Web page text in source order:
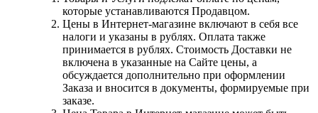
которые устанавливаются Продавцом.
Цены в Интернет-магазине включают в себя все
налоги и указаны в рублях. Оплата также
принимается в рублях. Стоимость Доставки не
включена в указанные на Сайте цены, а
обсуждается дополнительно при оформлении
Заказа и вносится в документы, формируемые при
заказе.